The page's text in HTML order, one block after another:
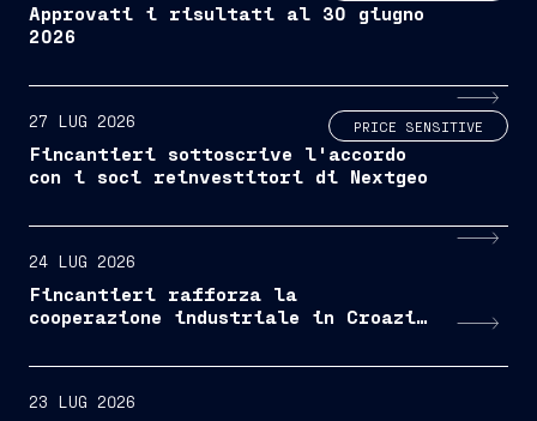
Approvati i risultati al 30 giugno
2026
27 LUG 2026
Fincantieri sottoscrive l'accordo
con i soci reinvestitori di Nextgeo
PRICE SENSITIVE
24 LUG 2026
Fincantieri rafforza la
cooperazione industriale in Croazia
23 LUG 2026